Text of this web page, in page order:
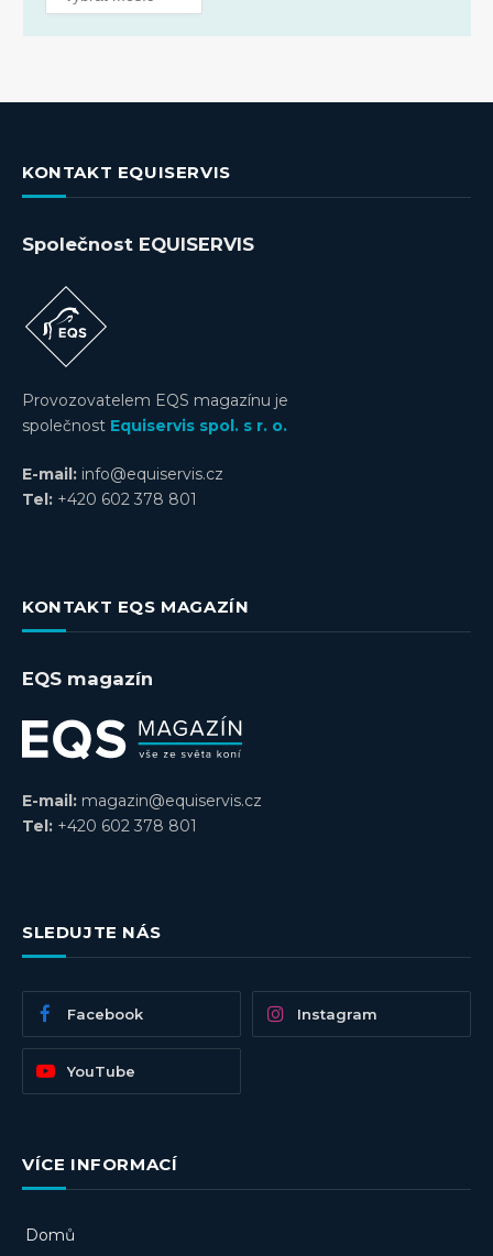
KONTAKT EQUISERVIS
Společnost EQUISERVIS
Provozovatelem EQS magazínu je
společnost Equiservis spol. s r. o.
E-mail: info@equiservis.cz
Tel: +420 602 378 801
KONTAKT EQS MAGAZÍN
EQS magazín
E-mail: magazin@equiservis.cz
Tel: +420 602 378 801
SLEDUJTE NÁS
Facebook Instagram
YouTube
VÍCE INFORMACÍ
Domů